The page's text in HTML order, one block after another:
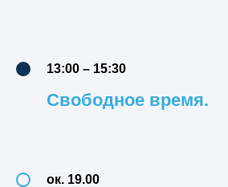
13:00 – 15:30
Свободное время.
ок. 19.00